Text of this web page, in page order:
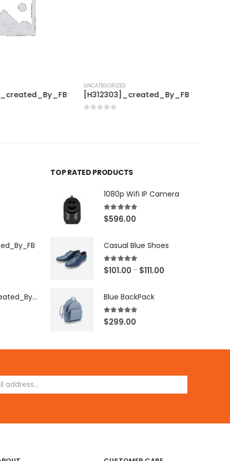
UNCATEGORIZED
[H312303]_created_By_FB
[X503248Z]_Created_By_FB
TOP RATED PRODUCTS
1080p Wifi IP Camera
5.00out of 5
$596.00
Casual Blue Shoes
5.00 out of 5
$101.00 – $111.00
Blue BackPack
5.00out of 5
$299.00